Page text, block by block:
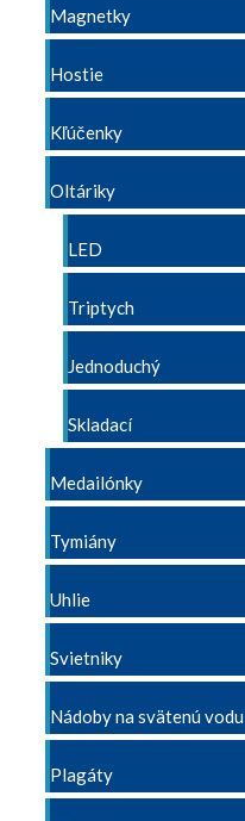
Magnetky
Hostie
Kľúčenky
Oltáriky
LED
Triptych
Jednoduchý
Skladací
Medailónky
Tymiány
Uhlie
Svietniky
Nádoby na svätenú vodu
Plagáty